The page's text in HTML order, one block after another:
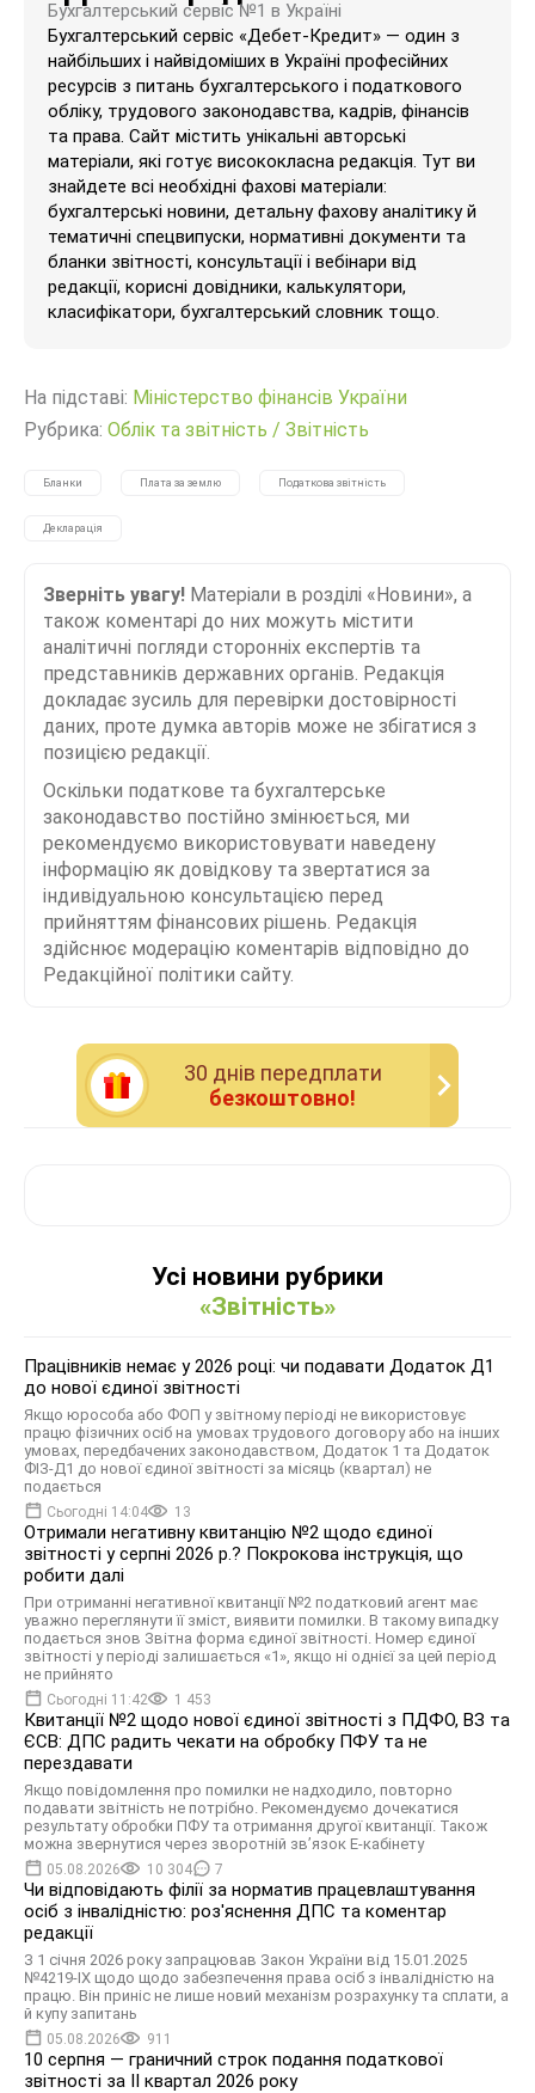
Бухгалтерський сервіс №1 в Україні
Бухгалтерський сервіс «Дебет-Кредит» — один з
найбільших і найвідоміших в Україні професійних
ресурсів з питань бухгалтерського і податкового
обліку, трудового законодавства, кадрів, фінансів
та права. Сайт містить унікальні авторські
матеріали, які готує висококласна редакція. Тут ви
знайдете всі необхідні фахові матеріали:
бухгалтерські новини, детальну фахову аналітику й
тематичні спецвипуски, нормативні документи та
бланки звітності, консультації і вебінари від
редакції, корисні довідники, калькулятори,
класифікатори, бухгалтерський словник тощо.
На підставі: Міністерство фінансів України
Рубрика: Облік та звітність / Звітність
Бланки Плата за землю Податкова звітність
Декларація
Зверніть увагу! Матеріали в розділі «Новини», а
також коментарі до них можуть містити
аналітичні погляди сторонніх експертів та
представників державних органів. Редакція
докладає зусиль для перевірки достовірності
даних, проте думка авторів може не збігатися з
позицією редакції.
Оскільки податкове та бухгалтерське
законодавство постійно змінюється, ми
рекомендуємо використовувати наведену
інформацію як довідкову та звертатися за
індивідуальною консультацією перед
прийняттям фінансових рішень. Редакція
здійснює модерацію коментарів відповідно до
Редакційної політики сайту.
30 днiв передплати
безкоштовно!
Усі новини рубрики
«Звітність»
Працівників немає у 2026 році: чи подавати Додаток Д1
до нової єдиної звітності
Якщо юрособа або ФОП у звітному періоді не використовує
працю фізичних осіб на умовах трудового договору або на інших
умовах, передбачених законодавством, Додаток 1 та Додаток
ФІЗ-Д1 до нової єдиної звітності за місяць (квартал) не
подається
Сьогодні 14:04 13
Отримали негативну квитанцію №2 щодо єдиної
звітності у серпні 2026 р.? Покрокова інструкція, що
робити далі
При отриманні негативної квитанції №2 податковий агент має
уважно переглянути її зміст, виявити помилки. В такому випадку
подається знов Звітна форма єдиної звітності. Номер єдиної
звітності у періоді залишається «1», якщо ні однієї за цей період
не прийнято
Сьогодні 11:42 1 453
Квитанції №2 щодо нової єдиної звітності з ПДФО, ВЗ та
ЄСВ: ДПС радить чекати на обробку ПФУ та не
перездавати
Якщо повідомлення про помилки не надходило, повторно
подавати звітність не потрібно. Рекомендуємо дочекатися
результату обробки ПФУ та отримання другої квитанції. Також
можна звернутися через зворотній зв’язок Е-кабінету
05.08.2026 10 304 7
Чи відповідають філії за норматив працевлаштування
осіб з інвалідністю: роз'яснення ДПС та коментар
редакції
З 1 січня 2026 року запрацював Закон України від 15.01.2025
№4219-IX щодо щодо забезпечення права осіб з інвалідністю на
працю. Він приніс не лише новий механізм розрахунку та сплати, а
й купу запитань
05.08.2026 911
10 серпня — граничний строк подання податкової
звітності за II квартал 2026 року